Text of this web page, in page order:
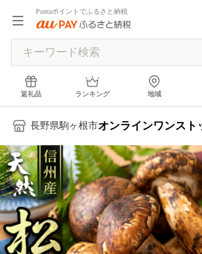
Pontaポイントでふるさと納税
返礼品 ランキング 地域
長野県駒ヶ根市オンラインワンスト